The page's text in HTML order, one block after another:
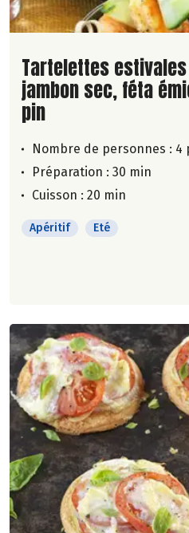
Lire la suite de la
Tartelettes
jambon sec, féta
pin
Nombre de personnes : 4
Préparation : 30 min
Cuisson : 20 min
Apéritif Eté